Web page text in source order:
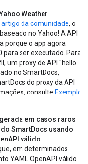
Weather
artigo da comunidade, o
no Yahoo! A API
porque o app agora
para ser executado. Para
um proxy de API "hello
no SmartDocs,
do proxy da API
consulte Exemplo
em casos raros
SmartDocs usando
válido
em determinados
YAML OpenAPI válido